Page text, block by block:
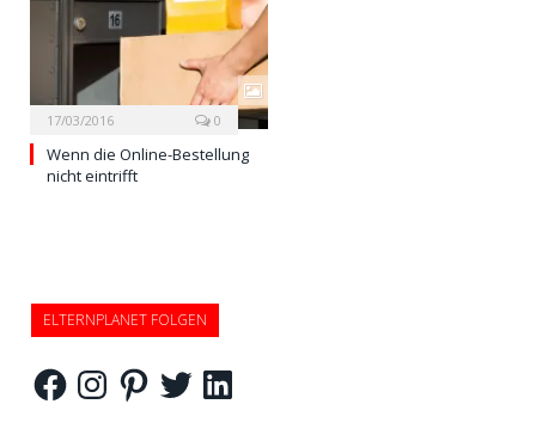
17/03/2016 0
Wenn die Online-Bestellung
nicht eintrifft
ELTERNPLANET FOLGEN
FacebookInstagramPinterestTwitterLinkedIn